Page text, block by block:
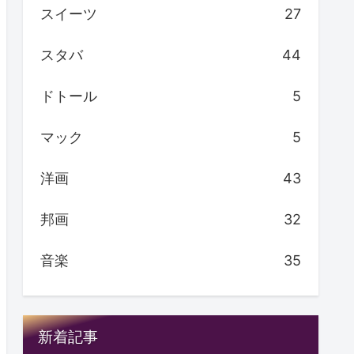
スイーツ 27
スタバ 44
ドトール 5
マック 5
洋画 43
邦画 32
音楽 35
新着記事